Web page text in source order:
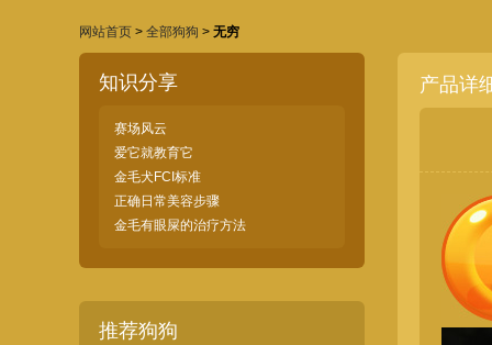
网站首页 > 全部狗狗 > 无穷
知识分享
赛场风云
爱它就教育它
金毛犬FCI标准
正确日常美容步骤
金毛有眼屎的治疗方法
推荐狗狗
金毛公犬
产品详